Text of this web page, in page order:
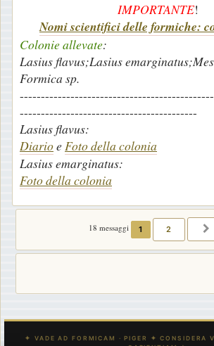
i
o
IMPORTANTE!
Nomi scientifici delle formiche:
Colonie allevate:
Lasius flavus;Lasius
Formica sp.
------------------------------------------
Lasius flavus:
DiarioeFoto della colonia
Lasius emarginatus:
Foto della colonia
18 messaggi 1 2